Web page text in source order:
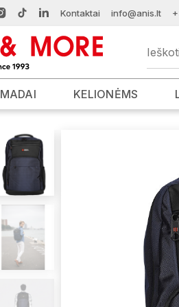
Kontaktai info@anis.lt
MADAI KELIONĖMS